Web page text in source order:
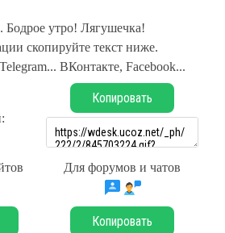
Бодрое утро! Лягушечка!
скопируйте текст ниже.
ВКонтакте, Facebook...
Копировать
Для форумов и чатов
Копировать